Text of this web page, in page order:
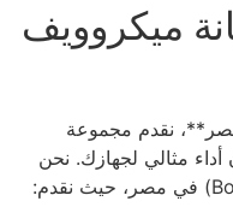
ميكروويف
نقدم مجموعة
مثالي لجهازك. نحن